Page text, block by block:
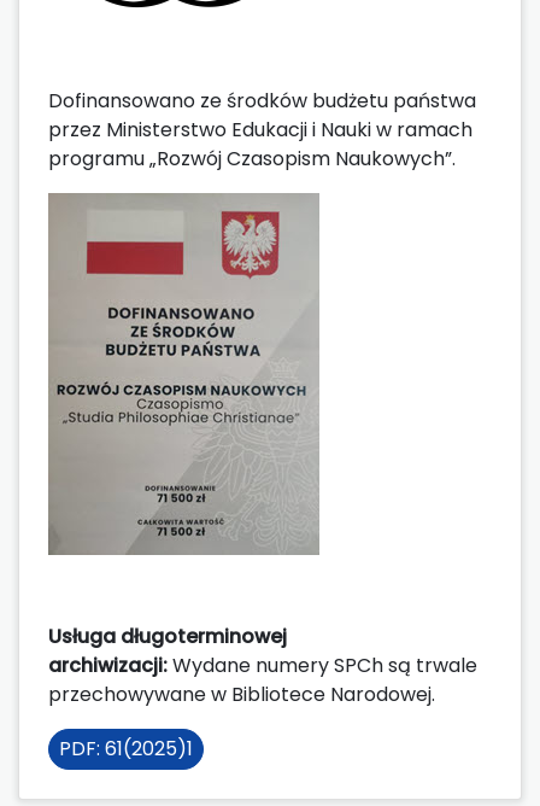
Dofinansowano ze środków budżetu państwa
przez Ministerstwo Edukacji i Nauki w ramach
programu „Rozwój Czasopism Naukowych”.
Usługa długoterminowej
archiwizacji:Wydane numery SPCh są trwale
przechowywane w Bibliotece Narodowej.
PDF: 61(2025)1